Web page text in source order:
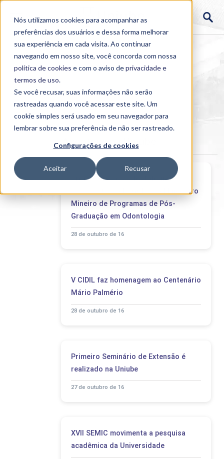
Nós utilizamos cookies para acompanhar as
preferências dos usuários e dessa forma melhorar
sua experiência em cada visita. Ao continuar
navegando em nosso site, você concorda com nossa
política de cookies e com o aviso deprivacidade e
termos de uso.
Se você recusar, suas informações não serão
rastreadas quando você acessar este site. Um
cookie simples será usado em seu navegador para
lembrar sobre sua preferência de não ser rastreado.
Configurações de cookies
Aceitar Recusar
Home > Institucional >Acontece
Acontece na Uniube
Professores de Odontologia
representam o PPGODO no I Encontro
Mineiro de Programas de Pós-
Graduação em Odontologia
28 de outubro de 16
V CIDIL faz homenagem ao Centenário
Mário Palmério
28 de outubro de 16
Primeiro Seminário de Extensão é
realizado na Uniube
27 de outubro de 16
XVII SEMIC movimenta a pesquisa
acadêmica da Universidade